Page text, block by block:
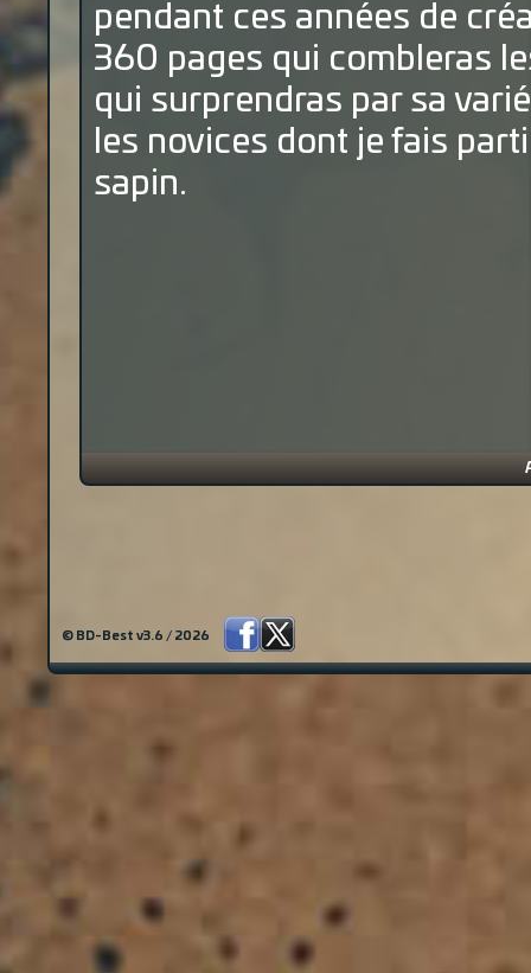
pendant ces années de
360 pages qui combleras
qui surprendras par sa
les novices dont je fais
sapin.
© BD-Best v3.6 / 2026